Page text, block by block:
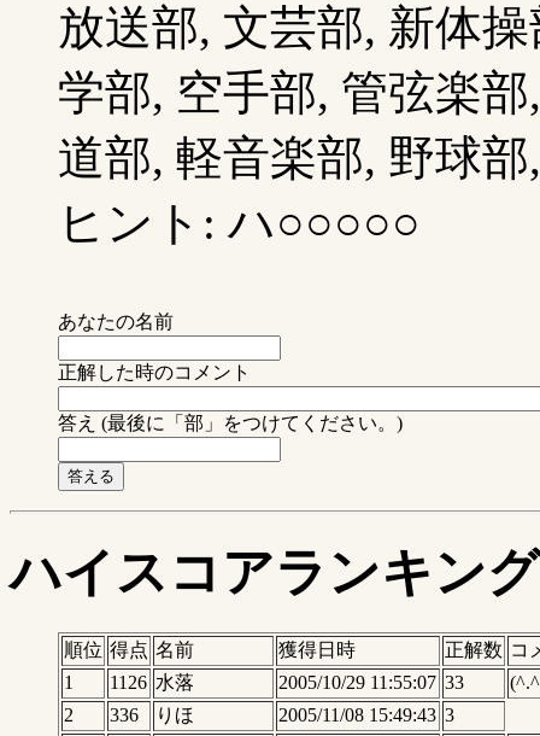
放送部, 文芸部, 新体
学部, 空手部, 管弦楽
道部, 軽音楽部, 野球
ヒント: ハ○○○○○
あなたの名前
正解した時のコメント
答え (最後に「部」をつけてください。)
ハイスコアランキング
順位 得点 名前 獲得日時 正解数 コ
1
1126 水落 2005/10/29 11:55:07 33
2
336 りほ 2005/11/08 15:49:43 3